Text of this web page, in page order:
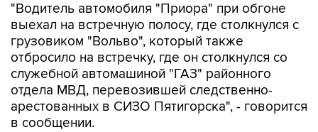
"Водитель автомобиля "Приора" при обгоне
выехал на встречную полосу, где столкнулся с
грузовиком "Вольво", который также
отбросило на встречку, где он столкнулся со
служебной автомашиной "ГАЗ" районного
отдела МВД, перевозившей следственно-
арестованных в СИЗО Пятигорска", - говорится
в сообщении.